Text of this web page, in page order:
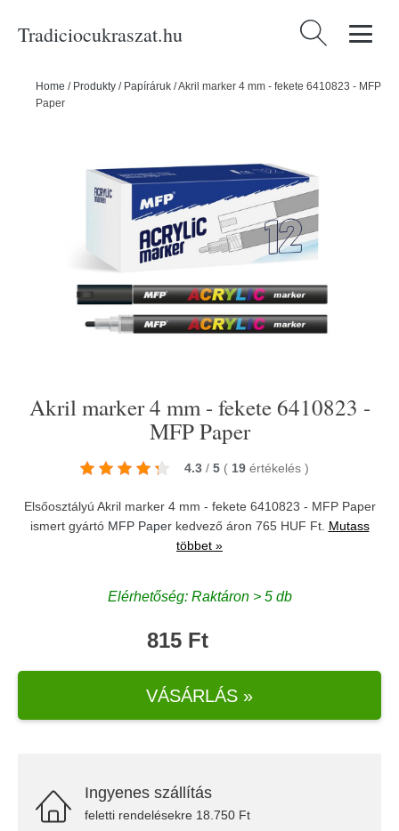
Tradiciocukraszat.hu Keresés:
Home / Produkty / Papíráruk /Akril marker 4 mm - fekete 6410823 - MFP
Paper
Akril marker 4 mm - fekete 6410823 -
MFP Paper
4.3 / 5 ( 19 értékelés )
Elsőosztályú Akril marker 4 mm - fekete 6410823 - MFP Paper
ismert gyártó MFP Paperkedvező áron 765 HUF Ft. Mutass
többet »
Elérhetőség: Raktáron > 5 db
815 Ft
VÁSÁRLÁS »
Ingyenes szállítás
feletti rendelésekre 18.750 Ft